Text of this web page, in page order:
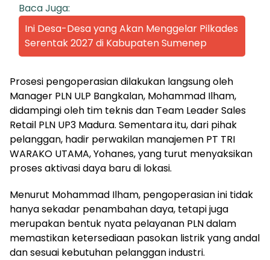
Baca Juga:
Ini Desa-Desa yang Akan Menggelar Pilkades
Serentak 2027 di Kabupaten Sumenep
Prosesi pengoperasian dilakukan langsung oleh
Manager PLN ULP Bangkalan, Mohammad Ilham,
didampingi oleh tim teknis dan Team Leader Sales
Retail PLN UP3 Madura. Sementara itu, dari pihak
pelanggan, hadir perwakilan manajemen PT TRI
WARAKO UTAMA, Yohanes, yang turut menyaksikan
proses aktivasi daya baru di lokasi.
Menurut Mohammad Ilham, pengoperasian ini tidak
hanya sekadar penambahan daya, tetapi juga
merupakan bentuk nyata pelayanan PLN dalam
memastikan ketersediaan pasokan listrik yang andal
dan sesuai kebutuhan pelanggan industri.